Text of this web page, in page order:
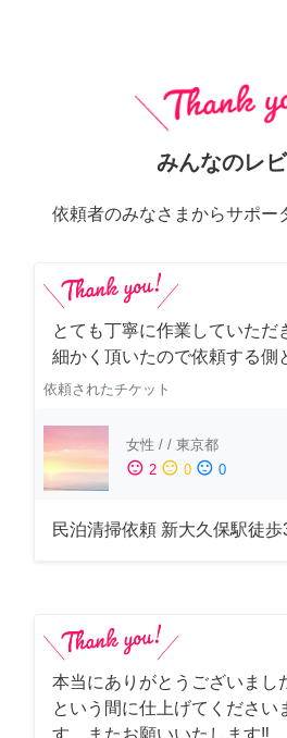
みんなのレ
依頼者のみなさまからサポー
とても丁寧に作業していただ
細かく頂いたので依頼する側
依頼されたチケット
女性 / / 東京都
sentiment_satisfied 2 sentiment_neutral 0 sentiment_dissatisfied 0
民泊清掃依頼 新大久保駅徒
本当にありがとうございまし
という間に仕上げてください